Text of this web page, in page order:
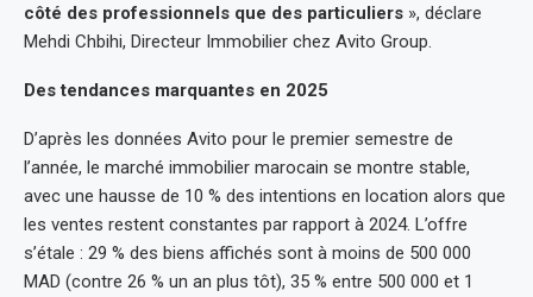
côté des professionnels que des particuliers », déclare
Mehdi Chbihi, Directeur Immobilier chez Avito Group.
Des tendances marquantes en 2025
D’après les données Avito pour le premier semestre de
l’année, le marché immobilier marocain se montre stable,
avec une hausse de 10 % des intentions en location alors que
les ventes restent constantes par rapport à 2024. L’offre
s’étale : 29 % des biens affichés sont à moins de 500 000
MAD (contre 26 % un an plus tôt), 35 % entre 500 000 et 1